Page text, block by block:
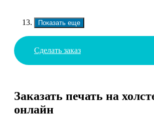
Показать еще
Сделать заказ
Заказать печать на
онлайн